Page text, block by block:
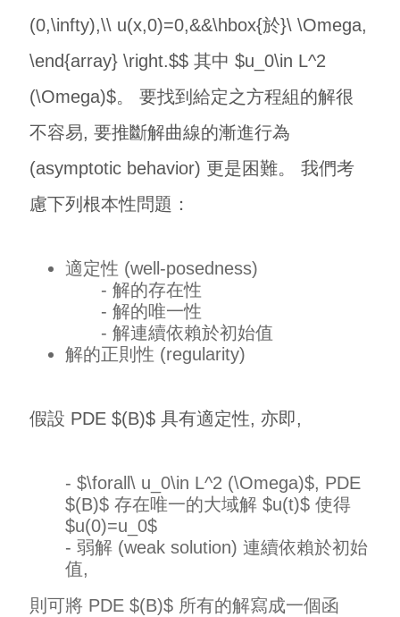
(0,\infty),\\ u(x,0)=0,&&\hbox{於}\ \Omega,
\end{array} \right.$$ 其中 $u_0\in L^2
(\Omega)$。 要找到給定之方程組的解很
不容易, 要推斷解曲線的漸進行為
(asymptotic behavior) 更是困難。 我們考
慮下列根本性問題：
適定性 (well-posedness)
- 解的存在性
- 解的唯一性
- 解連續依賴於初始值
解的正則性 (regularity)
假設 PDE $(B)$ 具有適定性, 亦即,
- $\forall\ u_0\in L^2 (\Omega)$, PDE
$(B)$ 存在唯一的大域解 $u(t)$ 使得
$u(0)=u_0$
- 弱解 (weak solution) 連續依賴於初始
值,
則可將 PDE $(B)$ 所有的解寫成一個函